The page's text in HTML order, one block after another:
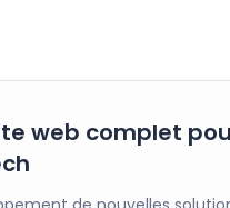
web complet